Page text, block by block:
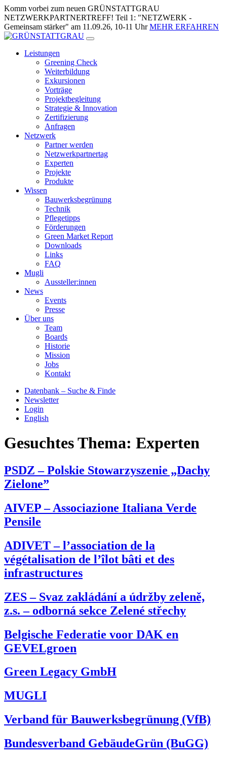
Zum
Inhalt
springen
Komm vorbei zum neuen GRÜNSTATTGRAU
NETZWERKPARTNERTREFF! Teil 1: "NETZWERK -
Gemeinsam stärker" am 11.09.26, 10-11 UhrMEHR ERFAHREN
Leistungen
Greening Check
Weiterbildung
Exkursionen
Vorträge
Projektbegleitung
Strategie & Innovation
Zertifizierung
Anfragen
Netzwerk
Partner werden
Netzwerkpartnertag
Experten
Projekte
Produkte
Wissen
Bauwerksbegrünung
Technik
Pflegetipps
Förderungen
Green Market Report
Downloads
Links
FAQ
Mugli
Aussteller:innen
News
Events
Presse
Über uns
Team
Boards
Historie
Mission
Jobs
Kontakt
Datenbank – Suche & Finde
Newsletter
Login
English
Gesuchtes Thema: Experten
PSDZ – Polskie Stowarzyszenie „Dachy
Zielone”
AIVEP – Associazione Italiana Verde
Pensile
ADIVET – l’association de la
végétalisation de l’îlot bâti et des
infrastructures
ZES – Svaz zakládání a údržby zeleně,
z.s. – odborná sekce Zelené střechy
Belgische Federatie voor DAK en
GEVELgroen
Green Legacy GmbH
MUGLI
Verband für Bauwerksbegrünung (VfB)
Bundesverband GebäudeGrün (BuGG)